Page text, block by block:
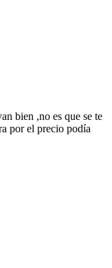
bien ,no es que se te
por el precio podía